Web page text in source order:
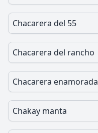
Chacarera del 55
Chacarera del rancho
Chacarera enamorada
Chakay manta